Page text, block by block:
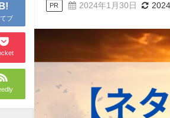
B!
ブ
PR 2024年1月30日